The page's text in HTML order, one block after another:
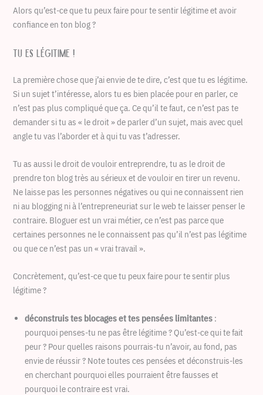
Alors qu’est-ce que tu peux faire pour te sentir légitime et avoir
confiance en ton blog ?
Tu es légitime !
La première chose que j’ai envie de te dire, c’est que tu es légitime.
Si un sujet t’intéresse, alors tu es bien placée pour en parler, ce
n’est pas plus compliqué que ça. Ce qu’il te faut, ce n’est pas te
demander si tu as « le droit » de parler d’un sujet, mais avec quel
angle tu vas l’aborder et à qui tu vas t’adresser.
Tu as aussi le droit de vouloir entreprendre, tu as le droit de
prendre ton blog très au sérieux et de vouloir en tirer un revenu.
Ne laisse pas les personnes négatives ou qui ne connaissent rien
ni au blogging ni à l’entrepreneuriat sur le web te laisser penser le
contraire. Bloguer est un vrai métier, ce n’est pas parce que
certaines personnes ne le connaissent pas qu’il n’est pas légitime
ou que ce n’est pas un « vrai travail ».
Concrètement, qu’est-ce que tu peux faire pour te sentir plus
légitime ?
déconstruis tes blocages et tes pensées limitantes :
pourquoi penses-tu ne pas être légitime ? Qu’est-ce qui te fait
peur ? Pour quelles raisons pourrais-tu n’avoir, au fond, pas
envie de réussir ? Note toutes ces pensées et déconstruis-les
en cherchant pourquoi elles pourraient être fausses et
pourquoi le contraire est vrai.